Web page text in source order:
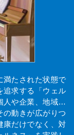
満たされた状態で
追求する「ウェル
人や企業、地域…
の動きが広がりつ
康だけでなく、対